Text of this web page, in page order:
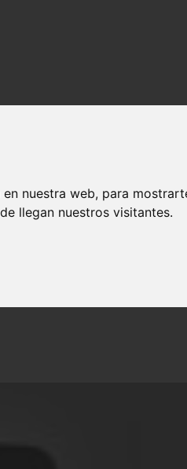
nuestra web, para
llegan nuestros visitantes.